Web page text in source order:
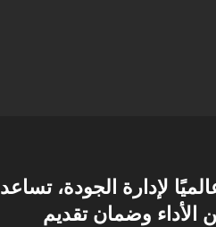
9001 معيارًا عالميًا لإدارة الجودة، تساعد
وضمان تقديم